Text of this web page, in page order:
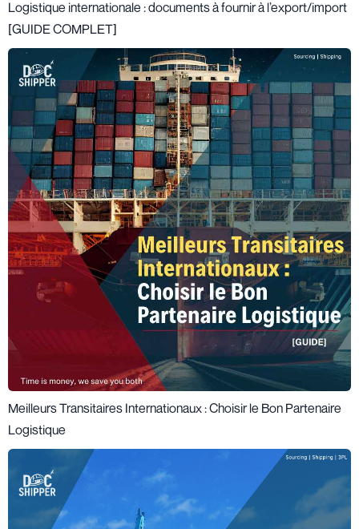
Logistique internationale : documents à fournir à l’export/import
[GUIDE COMPLET]
Meilleurs Transitaires Internationaux : Choisir le Bon Partenaire
Logistique